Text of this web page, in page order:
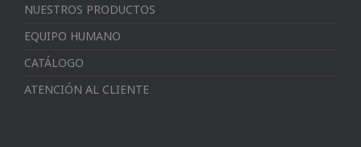
NUESTROS PRODUCTOS
EQUIPO HUMANO
CATÁLOGO
ATENCIÓN AL CLIENTE